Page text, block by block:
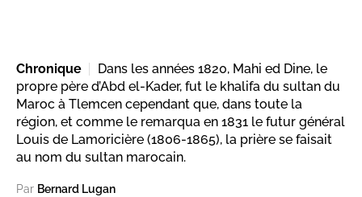
Chronique
Dans les années 1820, Mahi ed Dine, le
propre père d’Abd el-Kader, fut le khalifa du sultan du
Maroc à Tlemcen cependant que, dans toute la
région, et comme le remarqua en 1831 le futur général
Louis de Lamoricière (1806-1865), la prière se faisait
au nom du sultan marocain.
Par Bernard Lugan